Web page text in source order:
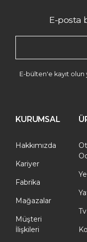
E-posta
E-bülten'e kayıt
KURUMSAL
Hakkımızda
Kariyer
Fabrika
Mağazalar
Müşteri
İlişkileri